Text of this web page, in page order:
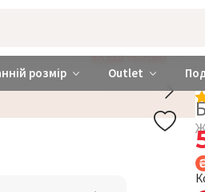
розмір Outlet
ДОДАЙ ТРУСИКИ